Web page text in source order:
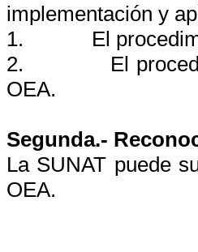
implementación y
1.
El
2.
El
OEA.
Segunda.-
La SUNAT puede
OEA.